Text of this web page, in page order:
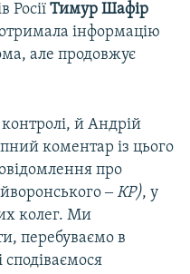
Росії Тимур Шафір
інформацію
але продовжує
й Андрій
коментар із цього
про
‒КР), у
колег. Ми
перебуваємо в